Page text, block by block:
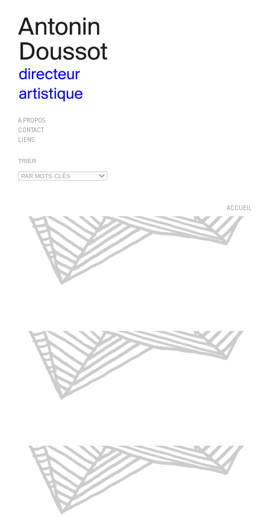
À PROPOS
CONTACT
LIENS
TRIER
ACCUEIL